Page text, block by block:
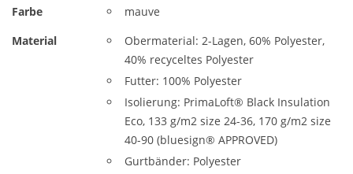
Farbe
mauve
Material
Obermaterial: 2-Lagen, 60% Polyester,
40% recyceltes Polyester
Futter: 100% Polyester
Isolierung: PrimaLoft® Black Insulation
Eco, 133 g/m2 size 24-36, 170 g/m2 size
40-90 (bluesign® APPROVED)
Gurtbänder: Polyester